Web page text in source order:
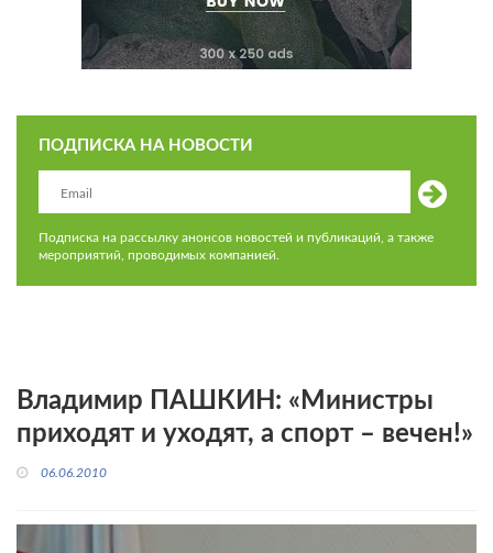
ПОДПИСКА НА НОВОСТИ
Подписка на рассылку анонсов новостей и публикаций, а также
мероприятий, проводимых компанией.
Владимир ПАШКИН: «Министры
приходят и уходят, а спорт – вечен!»
06.06.2010